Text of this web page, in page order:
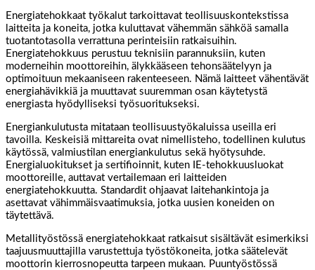
Energiatehokkaat työkalut tarkoittavat teollisuuskontekstissa
laitteita ja koneita, jotka kuluttavat vähemmän sähköä samalla
tuotantotasolla verrattuna perinteisiin ratkaisuihin.
Energiatehokkuus perustuu teknisiin parannuksiin, kuten
moderneihin moottoreihin, älykkääseen tehonsäätelyyn ja
optimoituun mekaaniseen rakenteeseen. Nämä laitteet vähentävät
energiahävikkiä ja muuttavat suuremman osan käytetystä
energiasta hyödylliseksi työsuoritukseksi.
Energiankulutusta mitataan teollisuustyökaluissa useilla eri
tavoilla. Keskeisiä mittareita ovat nimellisteho, todellinen kulutus
käytössä, valmiustilan energiankulutus sekä hyötysuhde.
Energialuokitukset ja sertifioinnit, kuten IE-tehokkuusluokat
moottoreille, auttavat vertailemaan eri laitteiden
energiatehokkuutta. Standardit ohjaavat laitehankintoja ja
asettavat vähimmäisvaatimuksia, jotka uusien koneiden on
täytettävä.
Metallityöstössä energiatehokkaat ratkaisut sisältävät esimerkiksi
taajuusmuuttajilla varustettuja työstökoneita, jotka säätelevät
moottorin kierrosnopeutta tarpeen mukaan. Puuntyöstössä